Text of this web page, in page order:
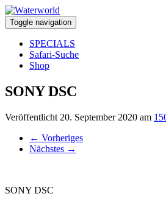
Toggle navigation
SPECIALS
Safari-Suche
Shop
SONY DSC
Veröffentlicht 20. September 2020 am
← Vorheriges
Nächstes →
SONY DSC